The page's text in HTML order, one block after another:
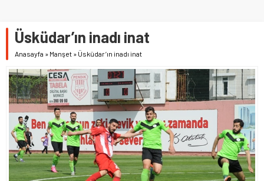
Üsküdar’ın inadı inat
Anasayfa » Manşet » Üsküdar’ın inadı inat